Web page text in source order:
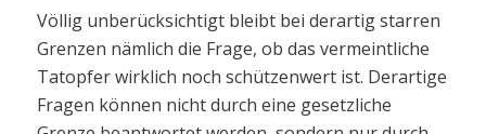
Völlig unberücksichtigt bleibt bei derartig starren
Grenzen nämlich die Frage, ob das vermeintliche
Tatopfer wirklich noch schützenwert ist. Derartige
Fragen können nicht durch eine gesetzliche